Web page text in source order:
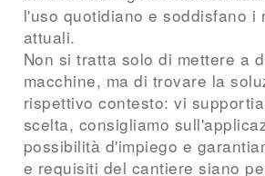
l'uso quotidiano e soddisfano i
attuali.
Non si tratta solo di mettere a
macchine, ma di trovare la
rispettivo contesto: vi
scelta, consigliamo
possibilità d'impiego e
e requisiti del cantiere siano